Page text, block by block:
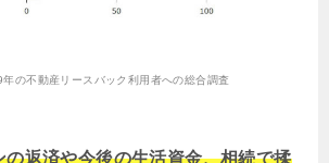
の不動産リースバック利用者への総合調査
の返済や今後の生活資金、相続で揉